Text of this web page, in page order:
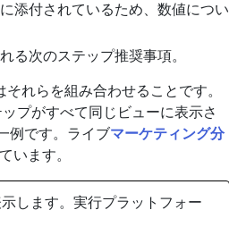
添付されているため、数値につい
る次のステップ推奨事項。
れらを組み合わせることです。
プがすべて同じビューに表示さ
例です。ライブマーケティング分
います。
します。実行プラットフォー